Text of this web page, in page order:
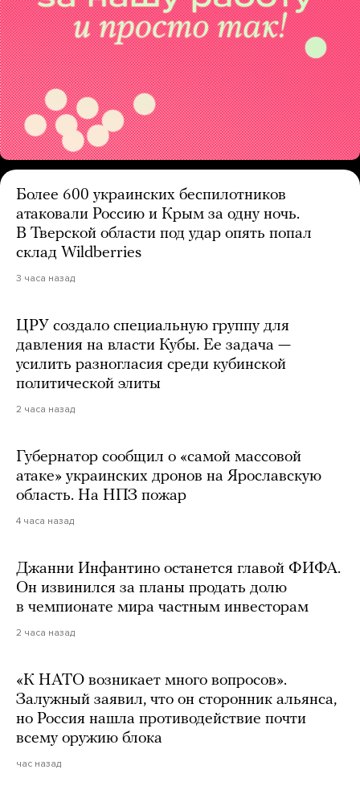
Более 600 украинских беспилотников
атаковали Россию и Крым за одну ночь.
В Тверской области под удар опять попал
склад Wildberries
3 часа назад
ЦРУ создало специальную группу для
давления на власти Кубы. Ее задача —
усилить разногласия среди кубинской
политической элиты
2 часа назад
Губернатор сообщил о «самой массовой
атаке» украинских дронов на Ярославскую
область. На НПЗ пожар
4 часа назад
Джанни Инфантино останется главой ФИФА.
Он извинился за планы продать долю
в чемпионате мира частным инвесторам
2 часа назад
«К НАТО возникает много вопросов».
Залужный заявил, что он сторонник альянса,
но Россия нашла противодействие почти
всему оружию блока
час назад